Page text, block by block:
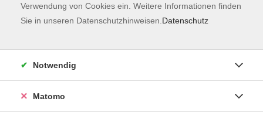
AGB
Datenschutzerklärung
Verwendung von Cookies ein. Weitere Informationen finden
Sie in unseren Datenschutzhinweisen. Datenschutz
Notwendig
Matomo